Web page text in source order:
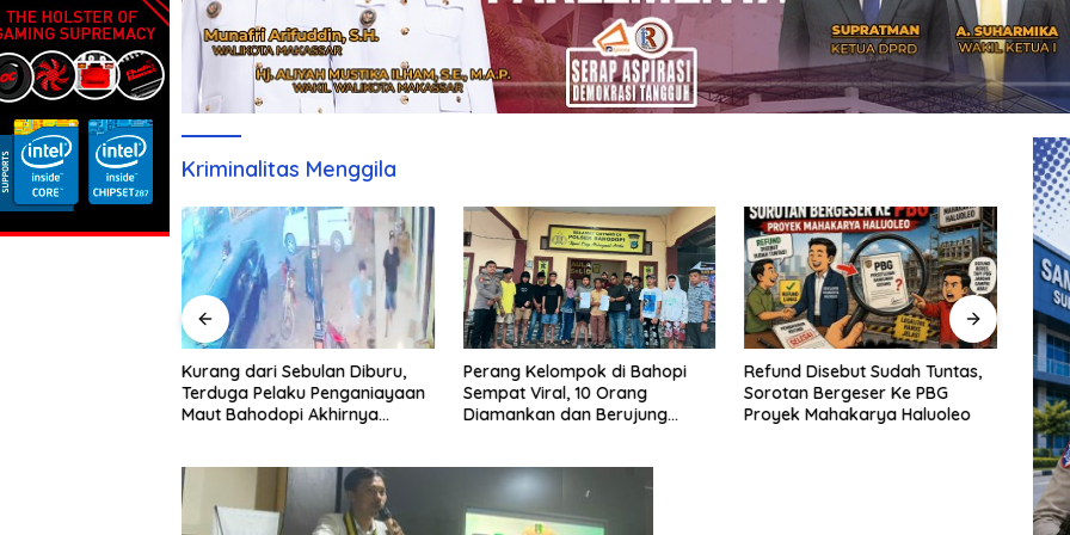
Kriminalitas Menggila
Kurang dari Sebulan Diburu,
Terduga Pelaku Penganiayaan
Maut Bahodopi Akhirnya
Perang Kelompok di Bahopi
Sempat Viral, 10 Orang
Diamankan dan Berujung
Refund Disebut Sudah Tuntas,
Sorotan Bergeser Ke PBG
Proyek Mahakarya Haluoleo